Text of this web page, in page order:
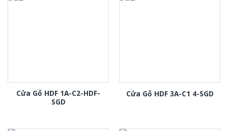
Cửa Gỗ HDF 1A-C2-HDF-
SGD
Cửa Gỗ HDF 3A-C1 4-SGD